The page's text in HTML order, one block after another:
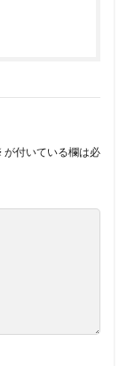
が付いている欄は必